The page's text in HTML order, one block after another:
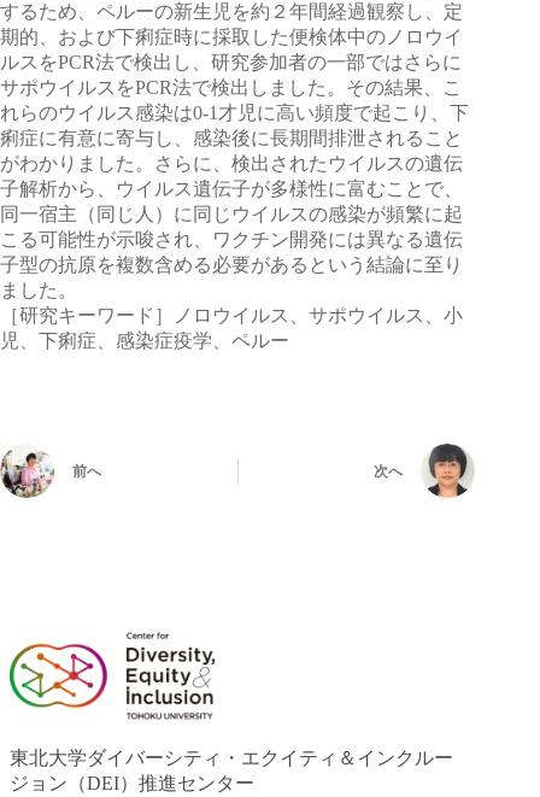
するため、ペルーの新生児を約２年間経過観察し、定
期的、および下痢症時に採取した便検体中のノロウイ
ルスをPCR法で検出し、研究参加者の一部ではさらに
サポウイルスをPCR法で検出しました。その結果、こ
れらのウイルス感染は0-1才児に高い頻度で起こり、下
痢症に有意に寄与し、感染後に長期間排泄されること
がわかりました。さらに、検出されたウイルスの遺伝
子解析から、ウイルス遺伝子が多様性に富むことで、
同一宿主（同じ人）に同じウイルスの感染が頻繁に起
こる可能性が示唆され、ワクチン開発には異なる遺伝
子型の抗原を複数含める必要があるという結論に至り
ました。
［研究キーワード］ノロウイルス、サポウイルス、小
児、下痢症、感染症疫学、ペルー
前へ 次へ
東北大学ダイバーシティ・エクイティ＆インクルー
ジョン（DEI）推進センター